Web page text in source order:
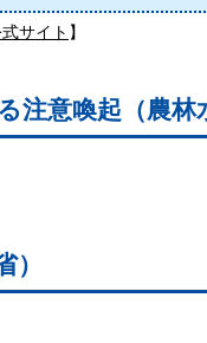
サイト 】
意喚起（農林